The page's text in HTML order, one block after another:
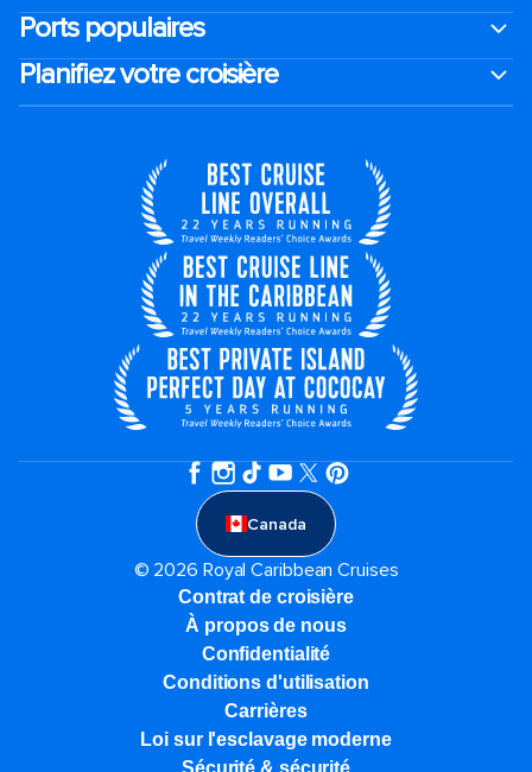
Ports populaires
Planifiez votre croisière
Canada
© 2026 Royal Caribbean Cruises
Contrat de croisière
À propos de nous
Confidentialité
Conditions d'utilisation
Carrières
Loi sur l'esclavage moderne
Sécurité & sécurité